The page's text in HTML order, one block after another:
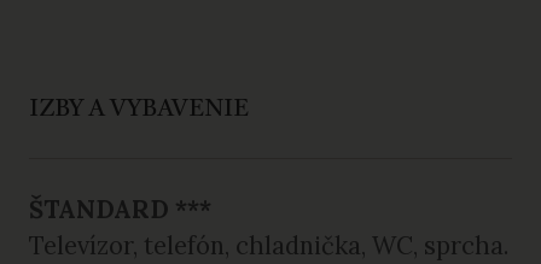
IZBY A VYBAVENIE
ŠTANDARD ***
Televízor, telefón, chladnička, WC, sprcha.